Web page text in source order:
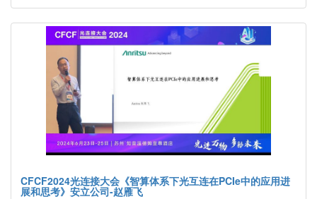
CFCF2024光连接大会《智算体系下光互连在PCIe中的应用进
展和思考》安立公司-赵雁飞